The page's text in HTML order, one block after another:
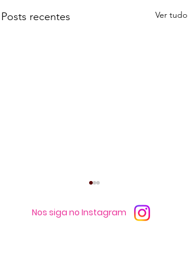
Posts recentes Ver tudo
Nos siga no Instagram